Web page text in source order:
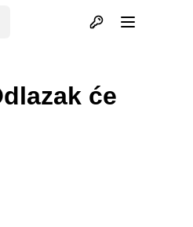
Otvori profil
će